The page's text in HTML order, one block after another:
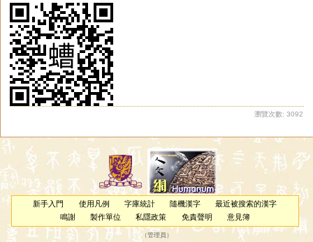
瀏覽次數: 3092
新手入門 使用凡例 字庫統計 隨機漢字
最近被搜索的漢字
鳴謝
製作單位 私隱政策 免責聲明 意見簿
（管理員 ）